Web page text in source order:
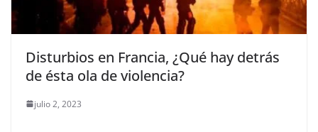
Disturbios en Francia, ¿Qué hay detrás
de ésta ola de violencia?
julio 2, 2023